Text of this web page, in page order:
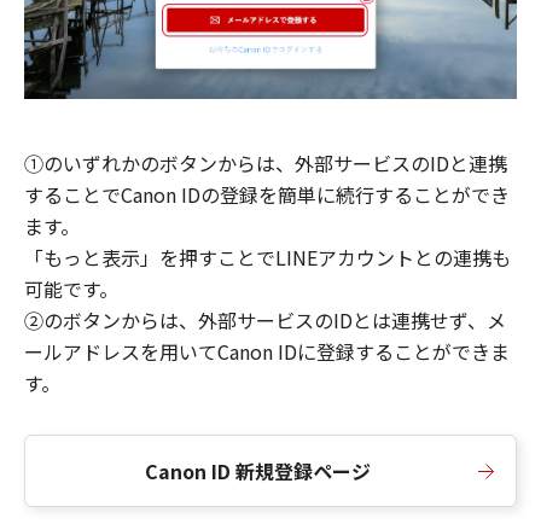
①のいずれかのボタンからは、外部サービスのIDと連携
することでCanon IDの登録を簡単に続行することができ
ます。
「もっと表示」を押すことでLINEアカウントとの連携も
可能です。
②のボタンからは、外部サービスのIDとは連携せず、メ
ールアドレスを用いてCanon IDに登録することができま
す。
Canon ID 新規登録ページ